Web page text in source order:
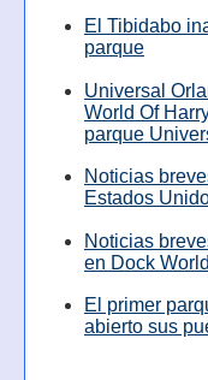
El Tibidabo
parque
Universal
World Of
parque
Noticias
Estados
Noticias
en Dock
El primer
abierto sus